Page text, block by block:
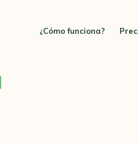
¿Cómo funciona?